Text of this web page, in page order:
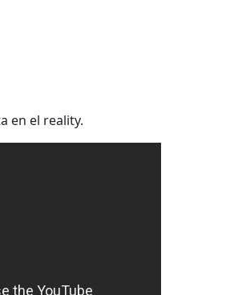
en el reality.